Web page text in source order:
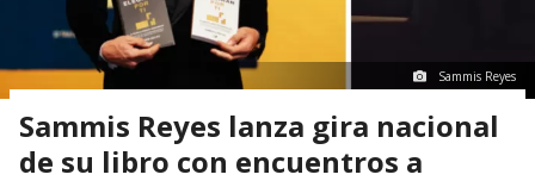
Sammis Reyes
Sammis Reyes lanza gira nacional
de su libro con encuentros a